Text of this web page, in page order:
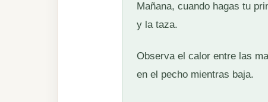
Mañana, cuando hagas tu
y la taza.
Observa el calor entre las
en el pecho mientras baja.